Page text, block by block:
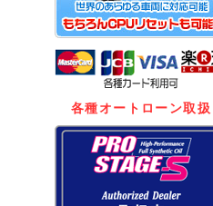
各種オートローン取扱